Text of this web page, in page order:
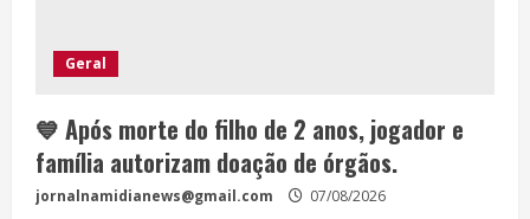
Geral
💙 Após morte do filho de 2 anos, jogador e
família autorizam doação de órgãos.
jornalnamidianews@gmail.com 07/08/2026